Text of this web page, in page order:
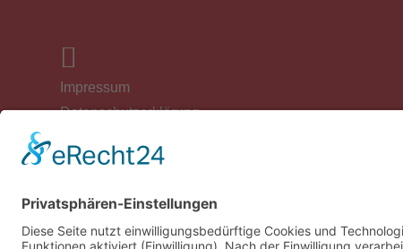
Impressum
Datenschutzerklärung
Spenden
Volksbank
DE13 2806 6214 0005 3449 00